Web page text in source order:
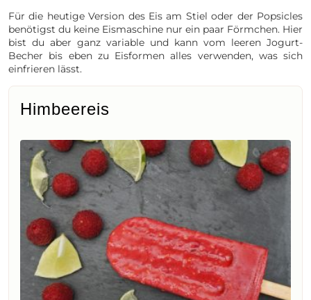
Für die heutige Version des Eis am Stiel oder der Popsicles
benötigst du keine Eismaschine nur ein paar Förmchen. Hier
bist du aber ganz variable und kann vom leeren Jogurt-
Becher bis eben zu Eisformen alles verwenden, was sich
einfrieren lässt.
Himbeereis